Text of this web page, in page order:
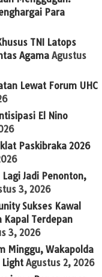
Para
TNI Latops
Agama Agustus
Lewat Forum UHC
El Nino
Paskibraka 2026
Jadi Penonton,
3, 2026
Sukses Kawal
Kapal Terdepan
3, 2026
Minggu, Wakapolda
Light Agustus 2, 2026